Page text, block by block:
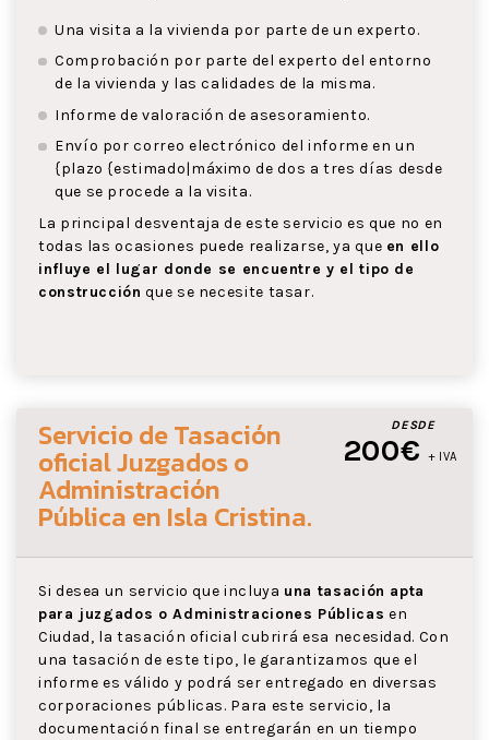
Una visita a la vivienda por parte de un experto.
Comprobación por parte del experto del entorno
de la vivienda y las calidades de la misma.
Informe de valoración de asesoramiento.
Envío por correo electrónico del informe en un
{plazo {estimado|máximo de dos a tres días desde
que se procede a la visita.
La principal desventaja de este servicio es que no en
todas las ocasiones puede realizarse, ya que en ello
influye el lugar donde se encuentre y el tipo de
construcción que se necesite tasar.
DESDE
200€ + IVA
Servicio de Tasación
oficial Juzgados o
Administración
Pública en Isla Cristina.
Si desea un servicio que incluya una tasación apta
para juzgados o Administraciones Públicas en
Ciudad, la tasación oficial cubrirá esa necesidad. Con
una tasación de este tipo, le garantizamos que el
informe es válido y podrá ser entregado en diversas
corporaciones públicas. Para este servicio, la
documentación final se entregarán en un tiempo